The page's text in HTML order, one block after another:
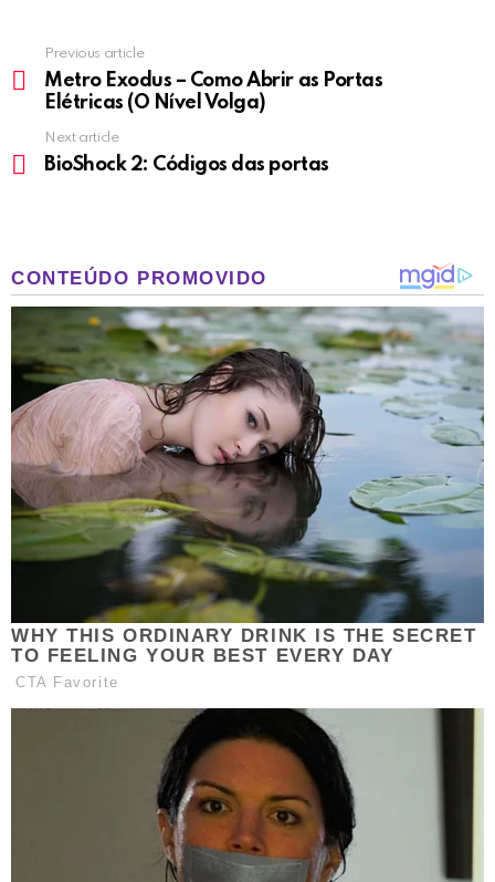
more
Previous article
Metro Exodus – Como Abrir as Portas
Elétricas (O Nível Volga)
Next article
BioShock 2: Códigos das portas